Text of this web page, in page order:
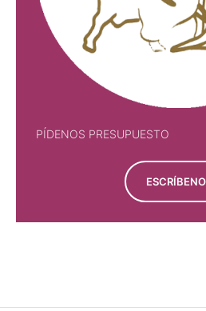
PÍDENOS PRESUPUESTO